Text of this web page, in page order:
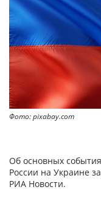
Фото: pixabay.com
Об основных
России на Украине
РИА Новости.